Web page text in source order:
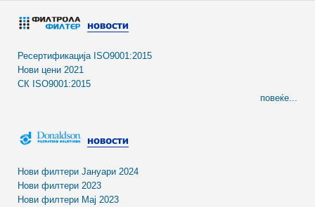
Ресертификација ISO9001:2015
Нови цени 2021
СК ISO9001:2015
повеќе...
Нови филтери Јануари 2024
Нови филтери 2023
Нови филтери Мај 2023